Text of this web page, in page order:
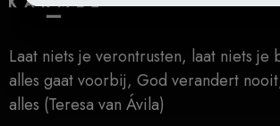
Laat niets je verontrusten, laat niets je
alles gaat voorbij, God verandert
alles (Teresa van Ávila)